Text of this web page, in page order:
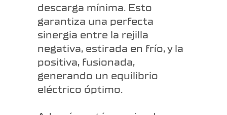
descarga mínima. Esto
garantiza una perfecta
sinergia entre la rejilla
negativa, estirada en frío, y la
positiva, fusionada,
generando un equilibrio
eléctrico óptimo.